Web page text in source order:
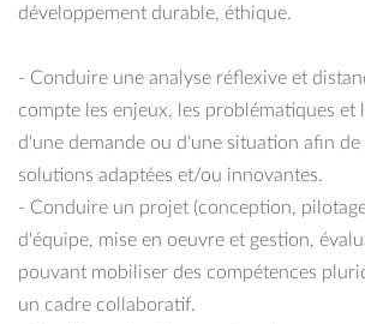
développement durable, éthique.
- Conduire une analyse réflexive et
compte les enjeux, les problématiques et
d'une demande ou d'une situation afin de
solutions adaptées et/ou innovantes.
- Conduire un projet (conception,
d'équipe, mise en oeuvre et gestion,
pouvant mobiliser des compétences
un cadre collaboratif.